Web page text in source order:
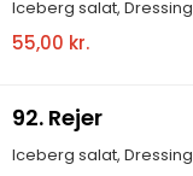
Iceberg salat, Dressing
55,00 kr.
92. Rejer
Iceberg salat, Dressing